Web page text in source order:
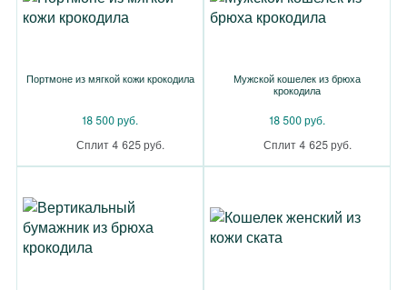
Портмоне из мягкой кожи крокодила
18 500 руб.
Сплит 4 625 руб.
Мужской кошелек из брюха
крокодила
18 500 руб.
Сплит 4 625 руб.